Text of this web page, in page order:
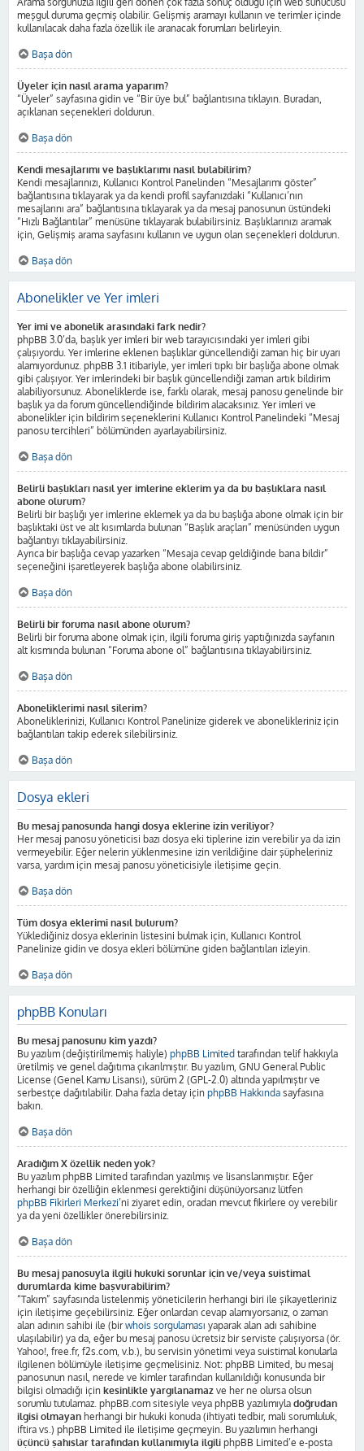
meşgul duruma geçmiş olabilir. Gelişmiş aramayı kullanın ve terimler içinde
kullanılacak daha fazla özellik ile aranacak forumları belirleyin.
Başa dön
Üyeler için nasıl arama yaparım?
“Üyeler” sayfasına gidin ve “Bir üye bul” bağlantısına tıklayın. Buradan,
açıklanan seçenekleri doldurun.
Başa dön
Kendi mesajlarımı ve başlıklarımı nasıl bulabilirim?
Kendi mesajlarınızı, Kullanıcı Kontrol Panelinden “Mesajlarımı göster”
bağlantısına tıklayarak ya da kendi profil sayfanızdaki “Kullanıcı’nın
mesajlarını ara” bağlantısına tıklayarak ya da mesaj panosunun üstündeki
“Hızlı Bağlantılar” menüsüne tıklayarak bulabilirsiniz. Başlıklarınızı aramak
için, Gelişmiş arama sayfasını kullanın ve uygun olan seçenekleri doldurun.
Başa dön
Abonelikler ve Yer imleri
Yer imi ve abonelik arasındaki fark nedir?
phpBB 3.0’da, başlık yer imleri bir web tarayıcısındaki yer imleri gibi
çalışıyordu. Yer imlerine eklenen başlıklar güncellendiği zaman hiç bir uyarı
alamıyordunuz. phpBB 3.1 itibariyle, yer imleri tıpkı bir başlığa abone olmak
gibi çalışıyor. Yer imlerindeki bir başlık güncellendiği zaman artık bildirim
alabiliyorsunuz. Aboneliklerde ise, farklı olarak, mesaj panosu genelinde bir
başlık ya da forum güncellendiğinde bildirim alacaksınız. Yer imleri ve
abonelikler için bildirim seçeneklerini Kullanıcı Kontrol Panelindeki “Mesaj
panosu tercihleri” bölümünden ayarlayabilirsiniz.
Başa dön
Belirli başlıkları nasıl yer imlerine eklerim ya da bu başlıklara nasıl
abone olurum?
Belirli bir başlığı yer imlerine eklemek ya da bu başlığa abone olmak için bir
başlıktaki üst ve alt kısımlarda bulunan “Başlık araçları” menüsünden uygun
bağlantıyı tıklayabilirsiniz.
Ayrıca bir başlığa cevap yazarken “Mesaja cevap geldiğinde bana bildir”
seçeneğini işaretleyerek başlığa abone olabilirsiniz.
Başa dön
Belirli bir foruma nasıl abone olurum?
Belirli bir foruma abone olmak için, ilgili foruma giriş yaptığınızda sayfanın
alt kısmında bulunan “Foruma abone ol” bağlantısına tıklayabilirsiniz.
Başa dön
Aboneliklerimi nasıl silerim?
Aboneliklerinizi, Kullanıcı Kontrol Panelinize giderek ve abonelikleriniz için
bağlantıları takip ederek silebilirsiniz.
Başa dön
Dosya ekleri
Bu mesaj panosunda hangi dosya eklerine izin veriliyor?
Her mesaj panosu yöneticisi bazı dosya eki tiplerine izin verebilir ya da izin
vermeyebilir. Eğer nelerin yüklenmesine izin verildiğine dair şüpheleriniz
varsa, yardım için mesaj panosu yöneticisiyle iletişime geçin.
Başa dön
Tüm dosya eklerimi nasıl bulurum?
Yüklediğiniz dosya eklerinin listesini bulmak için, Kullanıcı Kontrol
Panelinize gidin ve dosya ekleri bölümüne giden bağlantıları izleyin.
Başa dön
phpBB Konuları
Bu mesaj panosunu kim yazdı?
Bu yazılım (değiştirilmemiş haliyle) phpBB Limited tarafından telif hakkıyla
üretilmiş ve genel dağıtıma çıkarılmıştır. Bu yazılım, GNU General Public
License (Genel Kamu Lisansı), sürüm 2 (GPL-2.0) altında yapılmıştır ve
serbestçe dağıtılabilir. Daha fazla detay için phpBB Hakkında sayfasına
bakın.
Başa dön
Aradığım X özellik neden yok?
Bu yazılım phpBB Limited tarafından yazılmış ve lisanslanmıştır. Eğer
herhangi bir özelliğin eklenmesi gerektiğini düşünüyorsanız lütfen
phpBB Fikirleri Merkezi’ni ziyaret edin, oradan mevcut fikirlere oy verebilir
ya da yeni özellikler önerebilirsiniz.
Başa dön
Bu mesaj panosuyla ilgili hukuki sorunlar için ve/veya suistimal
durumlarda kime başvurabilirim?
“Takım” sayfasında listelenmiş yöneticilerin herhangi biri ile şikayetleriniz
için iletişime geçebilirsiniz. Eğer onlardan cevap alamıyorsanız, o zaman
alan adının sahibi ile (birwhois sorgulaması yaparak alan adı sahibine
ulaşılabilir) ya da, eğer bu mesaj panosu ücretsiz bir serviste çalışıyorsa (ör.
Yahoo!, free.fr, f2s.com, v.b.), bu servisin yönetimi veya suistimal konularla
ilgilenen bölümüyle iletişime geçmelisiniz. Not: phpBB Limited, bu mesaj
panosunun nasıl, nerede ve kimler tarafından kullanıldığı konusunda bir
bilgisi olmadığı için kesinlikle yargılanamaz ve her ne olursa olsun
sorumlu tutulamaz. phpBB.com sitesiyle veya phpBB yazılımıyla doğrudan
ilgisi olmayan herhangi bir hukuki konuda (ihtiyati tedbir, mali sorumluluk,
iftira vs.) phpBB Limited ile iletişime geçmeyin. Bu yazılımın herhangi
üçüncü şahıslar tarafından kullanımıyla ilgili phpBB Limited’e e-posta